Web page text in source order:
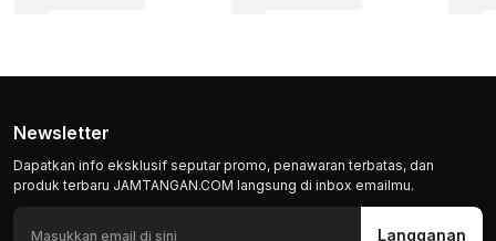
Newsletter
Dapatkan info eksklusif seputar promo, penawaran terbatas, dan
produk terbaru JAMTANGAN.COM langsung di inbox emailmu.
Langganan